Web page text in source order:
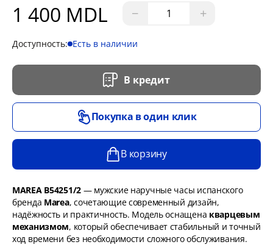
1 400 MDL − +
Доступность: Есть в наличии
В кредит
Покупка в один клик
В корзину
MAREA B54251/2 — мужские наручные часы испанского
бренда Marea, сочетающие современный дизайн,
надёжность и практичность. Модель оснащена кварцевым
механизмом, который обеспечивает стабильный и точный
ход времени без необходимости сложного обслуживания.